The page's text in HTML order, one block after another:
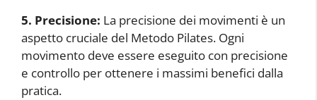
5. Precisione: La precisione dei movimenti è un
aspetto cruciale del Metodo Pilates. Ogni
movimento deve essere eseguito con precisione
e controllo per ottenere i massimi benefici dalla
pratica.